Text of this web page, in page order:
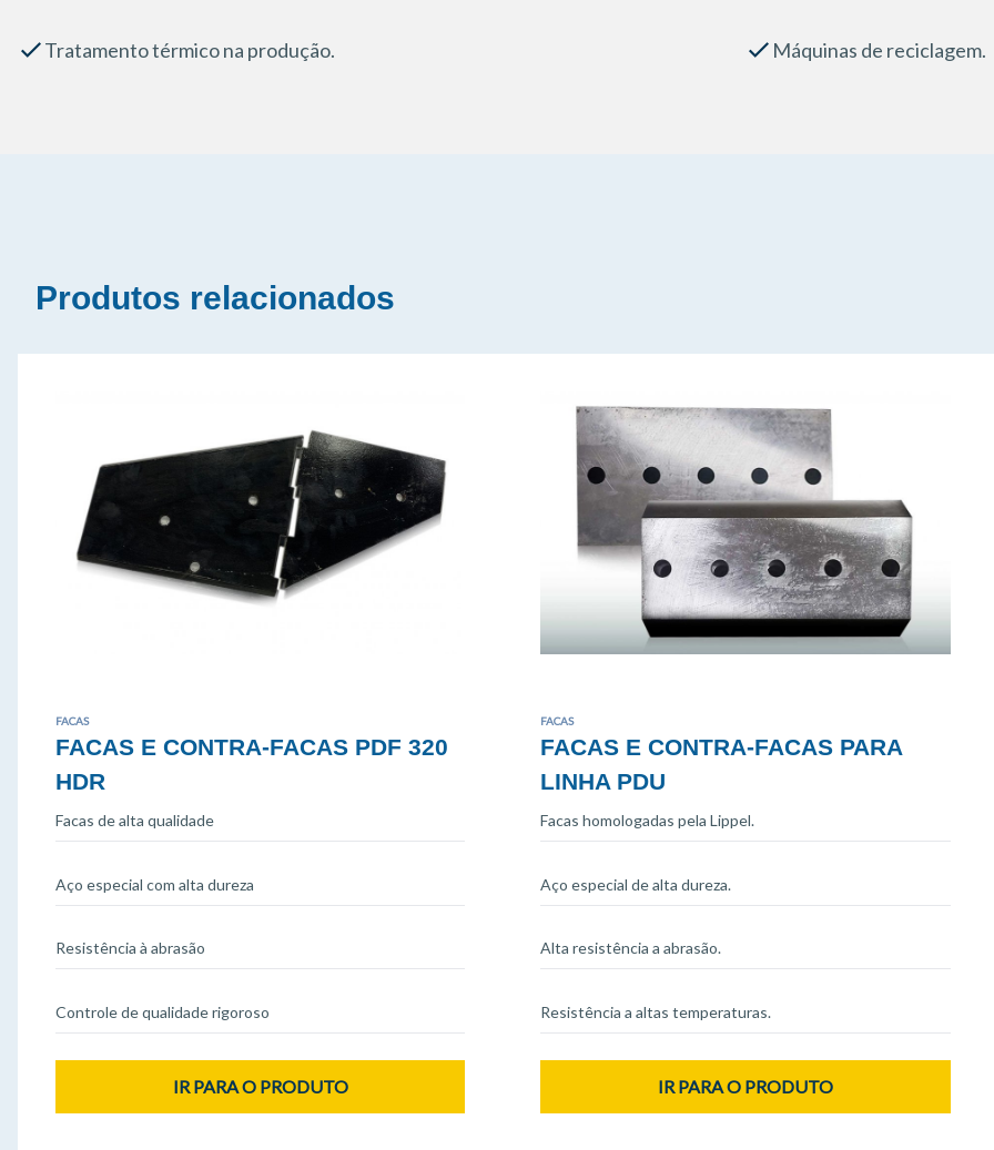
Tratamento térmico na produção. Máquinas de reciclagem.
Produtos relacionados
FACAS
FACAS E CONTRA-FACAS PDF 320
HDR
Facas de alta qualidade
Aço especial com alta dureza
Resistência à abrasão
Controle de qualidade rigoroso
IR PARA O PRODUTO
FACAS
FACAS E CONTRA-FACAS PARA
LINHA PDU
Facas homologadas pela Lippel.
Aço especial de alta dureza.
Alta resistência a abrasão.
Resistência a altas temperaturas.
IR PARA O PRODUTO